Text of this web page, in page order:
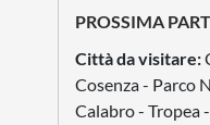
PROSSIMA
Città da visitare:
Cosenza - Parco
Calabro - Tropea